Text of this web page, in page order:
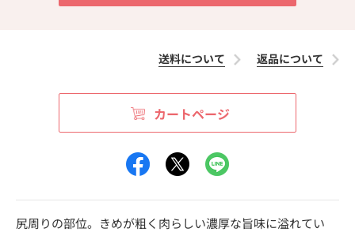
送料について 返品について
カートページ
尻周りの部位。きめが粗く肉らしい濃厚な旨味に溢れてい